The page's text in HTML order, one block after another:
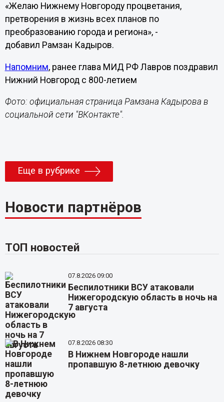
«Желаю Нижнему Новгороду процветания,
претворения в жизнь всех планов по
преобразованию города и региона», -
добавил Рамзан Кадыров.
Напомним, ранее глава МИД РФ Лавров поздравил
Нижний Новгород с 800-летием
Фото: официальная страница Рамзана Кадырова в
социальной сети "ВКонтакте".
Еще в рубрике
Новости партнёров
ТОП новостей
07.8.2026 09:00
Беспилотники ВСУ атаковали
Нижегородскую область в ночь на
7 августа
07.8.2026 08:30
В Нижнем Новгороде нашли
пропавшую 8-летнюю девочку